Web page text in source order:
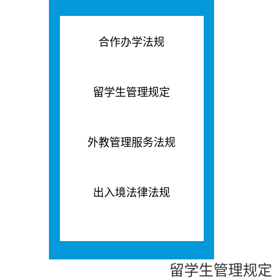
合作办学法规
留学生管理规定
外教管理服务法规
出入境法律法规
留学生管理规定